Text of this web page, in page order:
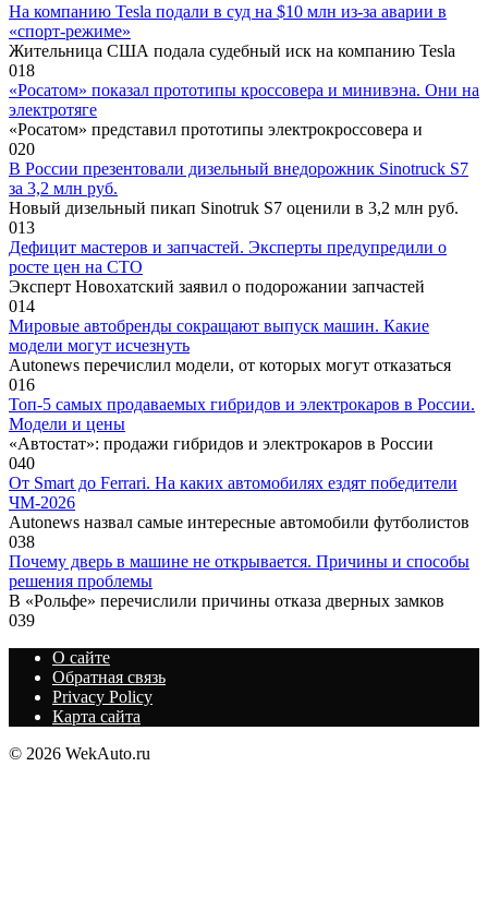
На компанию Tesla подали в суд на $10 млн из-за аварии в
«спорт-режиме»
Жительница США подала судебный иск на компанию Tesla
018
«Росатом» показал прототипы кроссовера и минивэна. Они на
электротяге
«Росатом» представил прототипы электрокроссовера и
020
В России презентовали дизельный внедорожник Sinotruck S7
за 3,2 млн руб.
Новый дизельный пикап Sinotruk S7 оценили в 3,2 млн руб.
013
Дефицит мастеров и запчастей. Эксперты предупредили о
росте цен на СТО
Эксперт Новохатский заявил о подорожании запчастей
014
Мировые автобренды сокращают выпуск машин. Какие
модели могут исчезнуть
Autonews перечислил модели, от которых могут отказаться
016
Топ-5 самых продаваемых гибридов и электрокаров в России.
Модели и цены
«Автостат»: продажи гибридов и электрокаров в России
040
От Smart до Ferrari. На каких автомобилях ездят победители
ЧМ-2026
Autonews назвал самые интересные автомобили футболистов
038
Почему дверь в машине не открывается. Причины и способы
решения проблемы
В «Рольфе» перечислили причины отказа дверных замков
039
О сайте
Обратная связь
Privacy Policy
Карта сайта
© 2026 WekAuto.ru